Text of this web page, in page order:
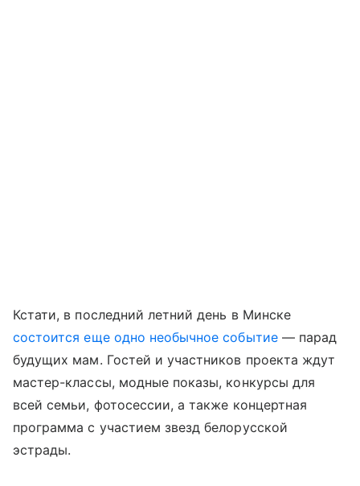
Кстати, в последний летний день в Минске
состоится еще одно необычное событие— парад
будущих мам. Гостей и участников проекта ждут
мастер-классы, модные показы, конкурсы для
всей семьи, фотосессии, а также концертная
программа с участием звезд белорусской
эстрады.